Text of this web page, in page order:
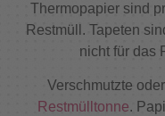
Thermopapier sind
Restmüll. Tapeten
nicht für das
Verschmutzte
Restmülltonne.